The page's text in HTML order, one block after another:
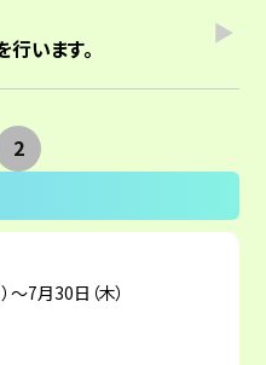
います。
2
7月30日（木）